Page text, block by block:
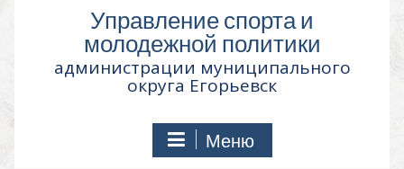
Управление спорта и
молодежной политики
администрации муниципального
округа Егорьевск
Меню